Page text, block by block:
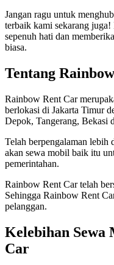
Jangan ragu untuk
terbaik kami sekarang
sepenuh hati dan
biasa.
Tentang
Rainbow Rent Car
berlokasi di Jakarta Timur
Depok, Tangerang, Bekasi
Telah berpengalaman lebih
akan sewa mobil baik itu
pemerintahan.
Rainbow Rent Car telah
Sehingga Rainbow Rent
pelanggan.
Kelebihan Sewa
Car